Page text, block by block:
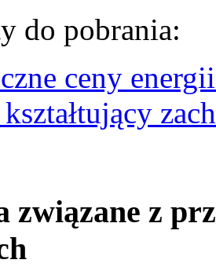
do pobrania:
ceny
związane z